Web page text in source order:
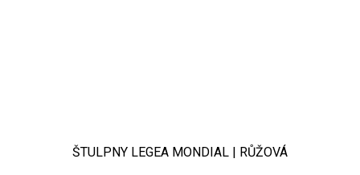
ŠTULPNY LEGEA MONDIAL | RŮŽOVÁ